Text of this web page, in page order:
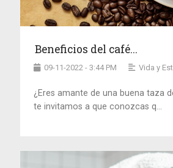
Beneficios del café...
09-11-2022 - 3:44 PM Vida y
¿Eres amante de una buena taza
te invitamos a que conozcas q...